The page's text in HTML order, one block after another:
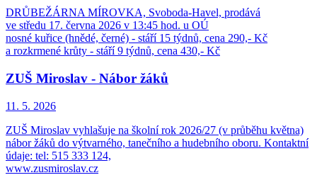
DRŮBEŽÁRNA MÍROVKA, Svoboda-Havel, prodává
ve středu 17. června 2026 v 13:45 hod. u OÚ
nosné kuřice (hnědé, černé) - stáří 15 týdnů, cena 290,- Kč
a rozkrmené krůty - stáří 9 týdnů, cena 430,- Kč
ZUŠ Miroslav - Nábor žáků
11. 5. 2026
ZUŠ Miroslav vyhlašuje na školní rok 2026/27 (v průběhu května)
nábor žáků do výtvarného, tanečního a hudebního oboru. Kontaktní
údaje: tel: 515 333 124,
www.zusmiroslav.cz